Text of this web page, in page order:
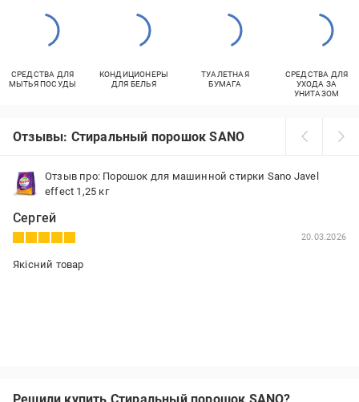
СРЕДСТВА ДЛЯ
МЫТЬЯ ПОСУДЫ
КОНДИЦИОНЕРЫ
ДЛЯ БЕЛЬЯ
ТУАЛЕТНАЯ
БУМАГА
СРЕДСТВА ДЛЯ
УХОДА ЗА
УНИТАЗОМ
Отзывы: Стиральный порошок SANO
Отзыв про: Порошок для машинной стирки Sano Javel
effect 1,25 кг
Сергей
20.03.2026
Якісний товар